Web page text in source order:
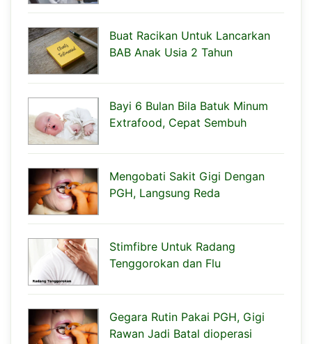
Buat Racikan Untuk Lancarkan
BAB Anak Usia 2 Tahun
Bayi 6 Bulan Bila Batuk Minum
Extrafood, Cepat Sembuh
Mengobati Sakit Gigi Dengan
PGH, Langsung Reda
Stimfibre Untuk Radang
Tenggorokan dan Flu
Gegara Rutin Pakai PGH, Gigi
Rawan Jadi Batal dioperasi